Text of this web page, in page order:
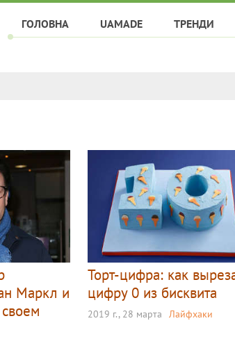
ГОЛОВНА UAMADE ТРЕНДИ
Маркл и
Торт-цифра: как
цифру 0 из бисквита
2019 г., 28 марта Лайфхаки